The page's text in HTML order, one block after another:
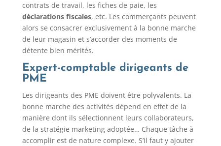
contrats de travail, les fiches de paie, les
déclarations fiscales, etc. Les commerçants peuvent
alors se consacrer exclusivement à la bonne marche
de leur magasin et s’accorder des moments de
détente bien mérités.
Expert-comptable dirigeants de
PME
Les dirigeants des PME doivent être polyvalents. La
bonne marche des activités dépend en effet de la
manière dont ils sélectionnent leurs collaborateurs,
de la stratégie marketing adoptée… Chaque tâche à
accomplir est de nature complexe. S’il faut y ajouter